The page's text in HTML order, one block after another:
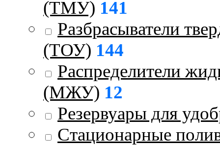
(ТМУ) 141
Разбрасыватели
(ТОУ) 144
Распределители
(МЖУ) 12
Резервуары для
Стационарные